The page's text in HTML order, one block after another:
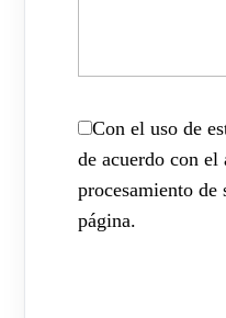
Con el uso de
de acuerdo con
procesamiento de
página.